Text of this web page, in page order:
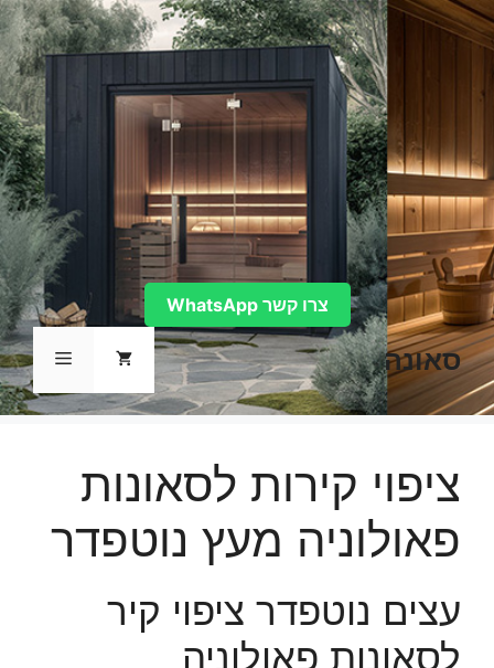
לדלג
לתוכן
סאונה תפריט
צרו קשר WhatsApp
ציפוי קירות לסאונות
פאולוניה מעץ נוטפדר
עצים נוטפדר ציפוי קיר
לסאונות פאולוניה